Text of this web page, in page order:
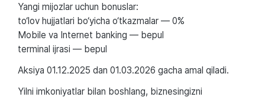
Yangi mijozlar uchun bonuslar:
to‘lov hujjatlari bo‘yicha o‘tkazmalar — 0%
Mobile va Internet banking — bepul
terminal ijrasi — bepul
Aksiya 01.12.2025 dan 01.03.2026 gacha amal qiladi.
Yilni imkoniyatlar bilan boshlang, biznesingizni